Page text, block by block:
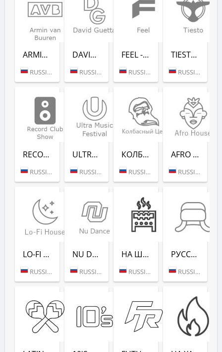
ARMIN VAN BUUREN - RADIO RECORD
RUSSIA (MOSCOW)
DAVID GUETTA - RADIO RECORD
RUSSIA (MOSCOW)
FEEL - RADIO RECORD
RUSSIA (MOSCOW)
TIESTO - RADIO RECORD
RUSSIA (MOSCOW)
RECORD CLUB SHOW - RADIO RECORD
RUSSIA (MOSCOW)
ULTRA MUSIC FESTIVAL - РАДИО РЕКОРД
RUSSIA (MOSCOW)
КОЛБАСНЫЙ ЦЕХ (РАДИО РЕКОРД)
RUSSIA (MOSCOW)
AFRO HOUSE (РАДИО РЕКОРД)
RUSSIA (MOSCOW)
LO-FI HOUSE (РАДИО РЕКОРД)
RUSSIA (MOSCOW)
NU DANCE (РАДИО РЕКОРД)
RUSSIA (MOSCOW)
НА ШАШЛЫКИ (РАДИО РЕКОРД)
RUSSIA (SAINT PETERSBURG)
РУССКАЯ ЗИМА (РАДИО РЕКОРД)
RUSSIA (MOSCOW)